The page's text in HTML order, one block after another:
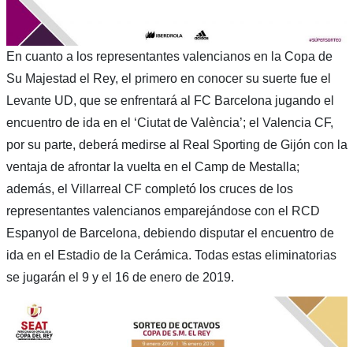
En cuanto a los representantes valencianos en la Copa de
Su Majestad el Rey, el primero en conocer su suerte fue el
Levante UD, que se enfrentará al FC Barcelona jugando el
encuentro de ida en el ‘Ciutat de València’; el Valencia CF,
por su parte, deberá medirse al Real Sporting de Gijón con la
ventaja de afrontar la vuelta en el Camp de Mestalla;
además, el Villarreal CF completó los cruces de los
representantes valencianos emparejándose con el RCD
Espanyol de Barcelona, debiendo disputar el encuentro de
ida en el Estadio de la Cerámica. Todas estas eliminatorias
se jugarán el 9 y el 16 de enero de 2019.